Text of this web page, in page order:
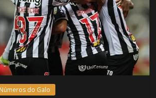
Números do Galo